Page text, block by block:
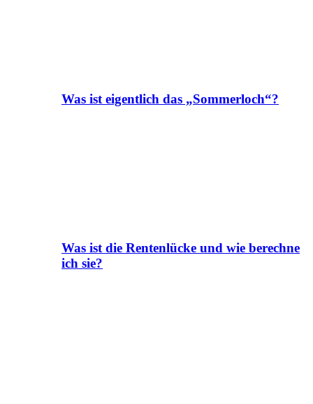
Was ist eigentlich das „Sommerloch“?
Was ist die Rentenlücke und wie berechne
ich sie?